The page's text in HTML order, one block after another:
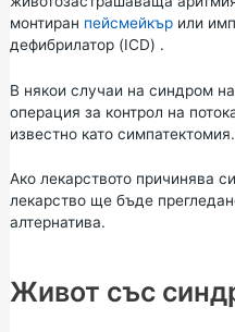
монтиран пейсмейкърили
дефибрилатор (ICD) .
В някои случаи на синдром
операция за контрол на
известно като симпатектомия.
Ако лекарството причинява
лекарство ще бъде
алтернатива.
Живот със